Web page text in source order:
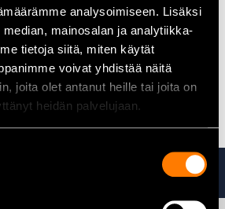
analysoimiseen. Lisäksi
mainosalan ja analytiikka-
tietoja siitä, miten käytät
voivat yhdistää näitä
joita olet antanut heille tai joita on
heidän palvelujaan.
erityisesti trimmaukseen, jossa
leikkuuta. Se on erinomainen
siistimiseen sekä vaikeasti
viimeistelyyn.
löydät täältä